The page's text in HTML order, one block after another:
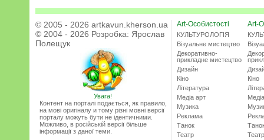
© 2005 - 2026 artkavun.kherson.ua
© 2004 - 2026 Розробка: Ярослав
Полещук
Увага!
Контент на порталі подається, як правило,
на мові оригіналу и тому різні мовні версії
порталу можуть бути не ідентичними.
Можливо, в російській версії більше
інформації з даної теми.
Art-Особистості
КУЛЬТУРОЛОГІЯ
Візуальне мистецтво
Декоративно-
прикладне мистецтво
Дизайн
Кіно
Література
Медіа арт
Музика
Реклама
Танок
Театр
Art-
Кіно
Театр